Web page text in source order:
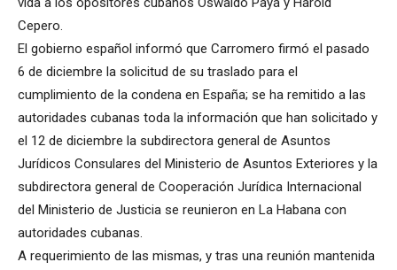
Cepero.
El gobierno español informó que Carromero firmó el pasado
6 de diciembre la solicitud de su traslado para el
cumplimiento de la condena en España; se ha remitido a las
autoridades cubanas toda la información que han solicitado y
el 12 de diciembre la subdirectora general de Asuntos
Jurídicos Consulares del Ministerio de Asuntos Exteriores y la
subdirectora general de Cooperación Jurídica Internacional
del Ministerio de Justicia se reunieron en La Habana con
autoridades cubanas.
A requerimiento de las mismas, y tras una reunión mantenida